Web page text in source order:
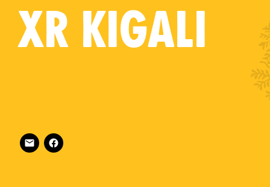
XR KIGALI
Follow XR Kigali on